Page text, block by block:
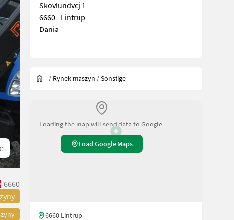
6660
Skovlundvej 1
6660 - Lintrup
Dania
/ Rynek maszyn /Sonstige
Loading the map will send data to Google.
Load Google Maps
6660 Lintrup